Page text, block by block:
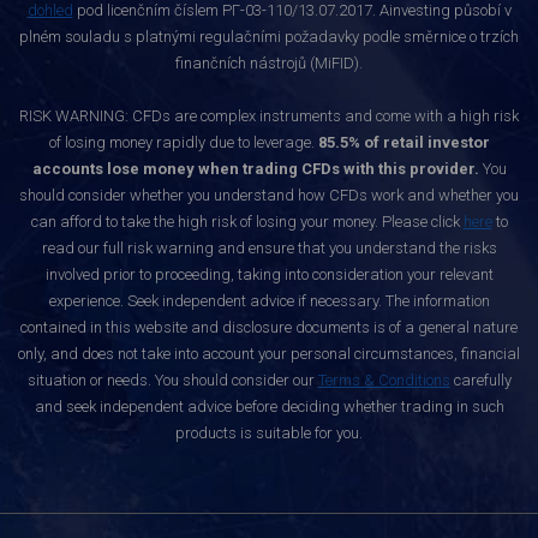
dohled pod licenčním číslem РГ-03-110/13.07.2017. Ainvesting působí v
plném souladu s platnými regulačními požadavky podle směrnice o trzích
finančních nástrojů (MiFID).
RISK WARNING: CFDs are complex instruments and come with a high risk
of losing money rapidly due to leverage. 85.5% of retail investor
accounts lose money when trading CFDs with this provider. You
should consider whether you understand how CFDs work and whether you
can afford to take the high risk of losing your money. Please click hereto
read our full risk warning and ensure that you understand the risks
involved prior to proceeding, taking into consideration your relevant
experience. Seek independent advice if necessary. The information
contained in this website and disclosure documents is of a general nature
only, and does not take into account your personal circumstances, financial
situation or needs. You should consider our Terms & Conditions carefully
and seek independent advice before deciding whether trading in such
products is suitable for you.